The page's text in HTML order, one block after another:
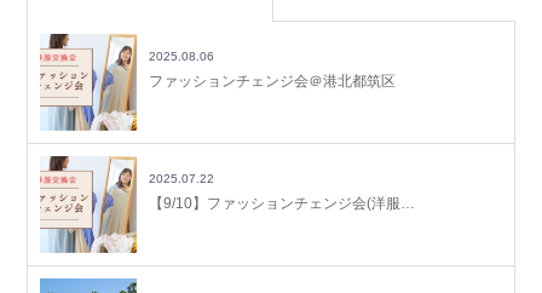
2025.08.06
ファッションチェンジ会＠港北都筑区
2025.07.22
【9/10】ファッションチェンジ会(洋服…